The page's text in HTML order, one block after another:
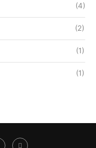
(4)
(2)
(1)
(1)